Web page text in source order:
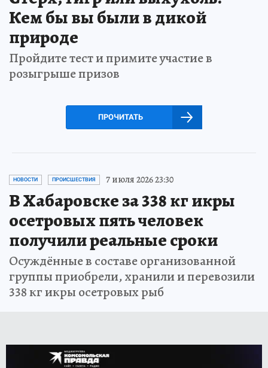
Кем бы вы были в дикой
природе
Пройдите тест и примите участие в
розыгрыше призов
ПРОЧИТАТЬ
НОВОСТИ ПРОИСШЕСТВИЯ 7 июля 2026 23:30
В Хабаровске за 338 кг икры
осетровых пять человек
получили реальные сроки
Осуждённые в составе организованной
группы приобрели, хранили и перевозили
338 кг икры осетровых рыб